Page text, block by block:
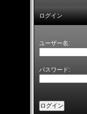
ログイン
ユーザー名:
パスワード: